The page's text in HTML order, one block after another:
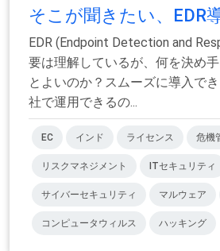
そこが聞きたい、EDR
EDR (Endpoint Detection and
要は理解しているが、何を決め
とよいのか？スムーズに導入で
社で運用できるの...
EC インド ライセンス 危機
リスクマネジメント ITセキュリティ
サイバーセキュリティ マルウェア
コンピュータウィルス ハッキング